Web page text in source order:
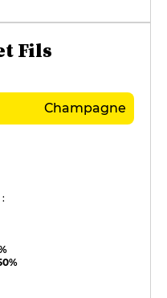
Fils
Champagne